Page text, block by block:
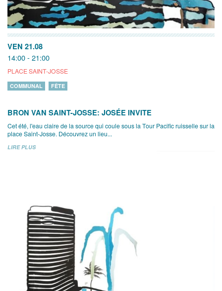
VEN 21.08
14:00 - 21:00
PLACE SAINT-JOSSE
COMMUNAL FÊTE
BRON VAN SAINT-JOSSE: JOSÉE INVITE
Cet été, l'eau claire de la source qui coule sous la Tour Pacific ruisselle sur la
place Saint-Josse. Découvrez un lieu...
LIRE PLUS